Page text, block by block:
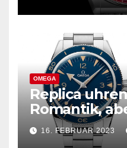
OMEGA
Replica
Romantik,
praktisch,
täglichen
16. FEBRUAR 2023